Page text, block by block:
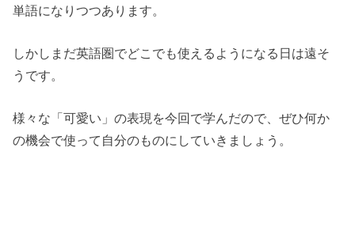
単語になりつつあります。
しかしまだ英語圏でどこでも使えるようになる日は遠そ
うです。
様々な「可愛い」の表現を今回で学んだので、ぜひ何か
の機会で使って自分のものにしていきましょう。